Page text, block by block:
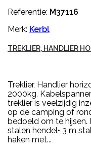
Referentie: M37116
Merk: Kerbl
TREKLIER, HANDLIER
Treklier, Handlier
2000kg.
treklier is veelzijdig
op de camping of
bedoeld om te hijsen.
stalen hendel• 3 m
haken met...